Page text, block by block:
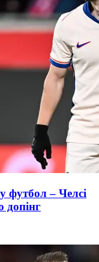
футбол – Челсі
допінг